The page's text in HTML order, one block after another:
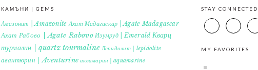
КАМЪНИ | GEMS
Амазонит | Amazonite Ахат Мадагаскар | Agate Madagascar
Ахат Рабово | Agate Rabovo Изумруд | Emerald Кварц
турмалин | quartz tourmaline Лепидолит | lepidolite
авантюрин | Aventurine аквамарин | aquamarine
STAY CONNECTED
MY FAVORITES